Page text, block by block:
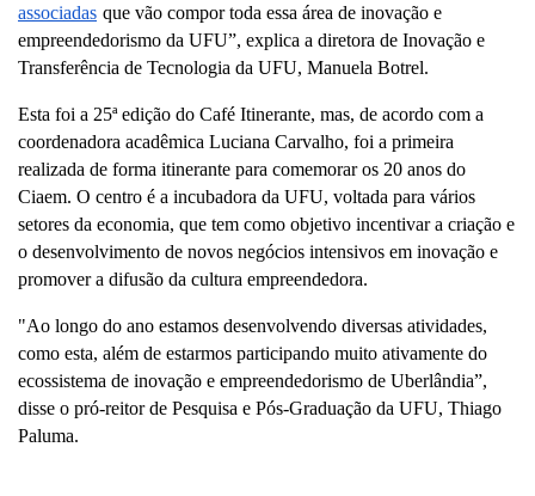
associadas que vão compor toda essa área de inovação e
empreendedorismo da UFU”, explica a diretora de Inovação e
Transferência de Tecnologia da UFU, Manuela Botrel.
Esta foi a 25ª edição do Café Itinerante, mas, de acordo com a
coordenadora acadêmica Luciana Carvalho, foi a primeira
realizada de forma itinerante para comemorar os 20 anos do
Ciaem. O centro é a incubadora da UFU, voltada para vários
setores da economia, que tem como objetivo incentivar a criação e
o desenvolvimento de novos negócios intensivos em inovação e
promover a difusão da cultura empreendedora.
"Ao longo do ano estamos desenvolvendo diversas atividades,
como esta, além de estarmos participando muito ativamente do
ecossistema de inovação e empreendedorismo de Uberlândia”,
disse o pró-reitor de Pesquisa e Pós-Graduação da UFU, Thiago
Paluma.